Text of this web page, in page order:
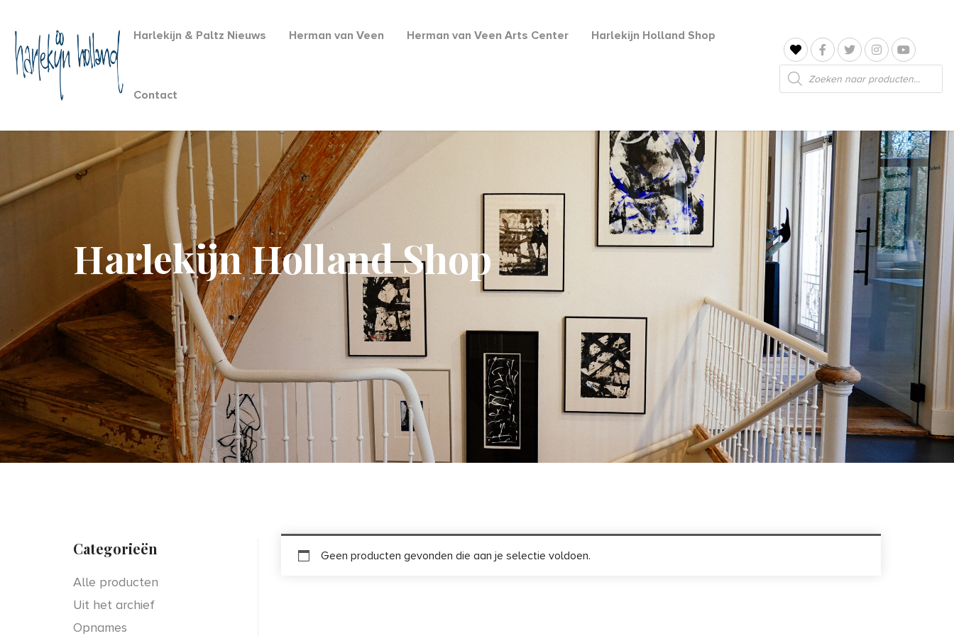
Harlekijn & Paltz Nieuws Herman van Veen Herman van Veen Arts Center Harlekijn Holland Shop
Contact
Producten
zoeken
Harlekijn Holland Shop
Categorieën
Alle producten
Uit het archief
Opnames
Geen producten gevonden die aan je selectie voldoen.